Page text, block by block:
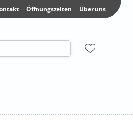
Öffnungszeiten Über uns